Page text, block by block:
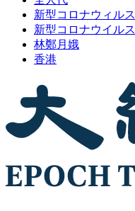
新型コロナウィルス
新型コロナウイルス
林鄭月娥
香港